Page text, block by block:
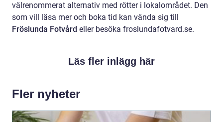
välrenommerat alternativ med rötter i lokalområdet. Den
som vill läsa mer och boka tid kan vända sig till
Fröslunda Fotvård eller besöka froslundafotvard.se.
Läs fler inlägg här
Fler nyheter